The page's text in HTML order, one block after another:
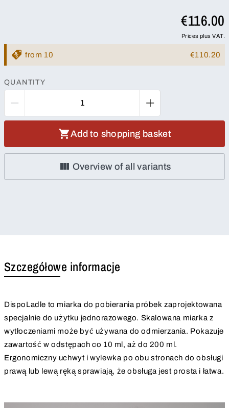
€116.00
Prices plus VAT.
from 10 €110.20
QUANTITY
Add to shopping basket
Overview of all variants
Szczegółowe informacje
DispoLadle to miarka do pobierania próbek zaprojektowana
specjalnie do użytku jednorazowego. Skalowana miarka z
wytłoczeniami może być używana do odmierzania. Pokazuje
zawartość w odstępach co 10 ml, aż do 200 ml.
Ergonomiczny uchwyt i wylewka po obu stronach do obsługi
prawą lub lewą ręką sprawiają, że obsługa jest prosta i łatwa.